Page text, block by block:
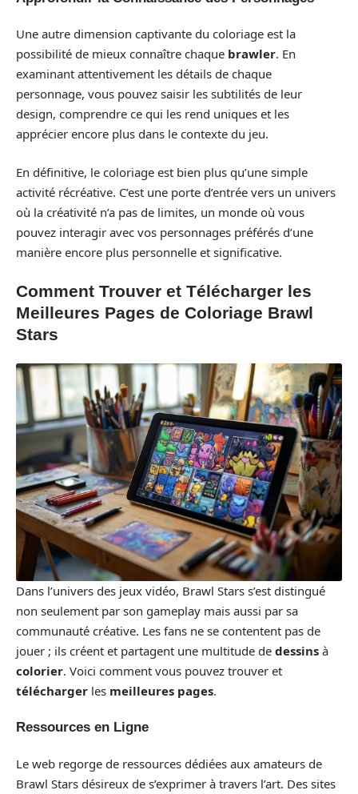
Une autre dimension captivante du coloriage est la
possibilité de mieux connaître chaque brawler. En
examinant attentivement les détails de chaque
personnage, vous pouvez saisir les subtilités de leur
design, comprendre ce qui les rend uniques et les
apprécier encore plus dans le contexte du jeu.
En définitive, le coloriage est bien plus qu’une simple
activité récréative. C’est une porte d’entrée vers un univers
où la créativité n’a pas de limites, un monde où vous
pouvez interagir avec vos personnages préférés d’une
manière encore plus personnelle et significative.
Comment Trouver et Télécharger les
Meilleures Pages de Coloriage Brawl
Stars
Dans l’univers des jeux vidéo, Brawl Stars s’est distingué
non seulement par son gameplay mais aussi par sa
communauté créative. Les fans ne se contentent pas de
jouer ; ils créent et partagent une multitude de dessins à
colorier. Voici comment vous pouvez trouver et
télécharger les meilleures pages.
Ressources en Ligne
Le web regorge de ressources dédiées aux amateurs de
Brawl Stars désireux de s’exprimer à travers l’art. Des sites